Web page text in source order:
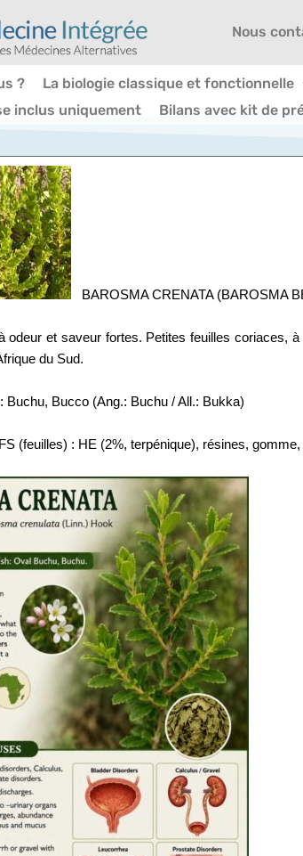
Nous
? La biologie classique et fonctionnelle
inclus uniquement
Bilans avec kit de
BAROSMA CRENATA (BAROSMA
odeur et saveur fortes. Petites feuilles coriaces,
du Sud.
Buchu, Bucco (Ang.: Buchu / All.: Bukka)
(feuilles) : HE (2%, terpénique), résines,